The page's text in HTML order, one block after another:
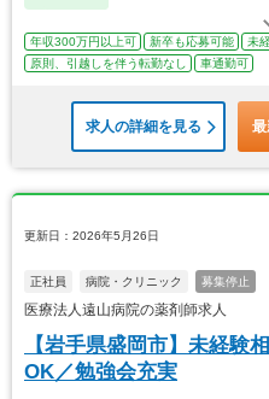
年収300万円以上可 新卒も応募可能
未
原則、引越しを伴う転勤なし
車通勤可
求人の詳細を見る
更新日：2026年5月26日
正社員 病院・クリニック 募集停止
医療法人遠山病院の薬剤師求人
【岩手県盛岡市】未経験
OK／勉強会充実